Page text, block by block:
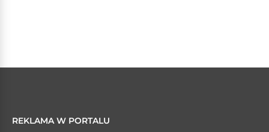
REKLAMA W PORTALU